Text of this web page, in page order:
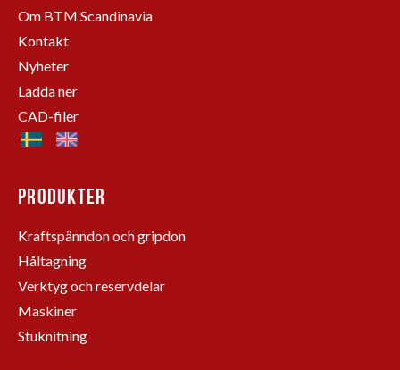
Om BTM Scandinavia
Kontakt
Nyheter
Ladda ner
CAD-filer
PRODUKTER
Kraftspänndon och gripdon
Håltagning
Verktyg och reservdelar
Maskiner
Stuknitning